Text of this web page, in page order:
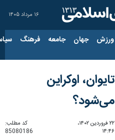
۱۶ مرداد ۱۴۰۵
ورزش جهان جامعه فرهنگ
تایوان، اوکراین
می‌شود؟
۲۲ فروردین ۱۴۰۲،
۱۴:۴۶
کد مطلب:
85080186